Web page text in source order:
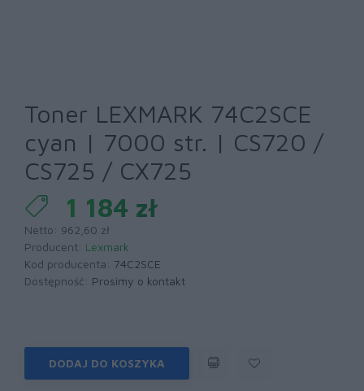
Toner LEXMARK 74C2SCE
cyan | 7000 str. | CS720 /
CS725 / CX725
1 184 zł
Netto: 962,60 zł
Producent: Lexmark
Kod producenta: 74C2SCE
Dostępność: Prosimy o kontakt
DODAJ DO KOSZYKA